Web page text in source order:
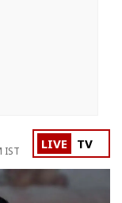
IST LIVE TV